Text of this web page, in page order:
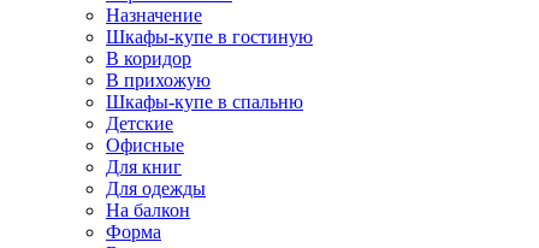
Назначение
Шкафы-купе в гостиную
В коридор
В прихожую
Шкафы-купе в спальню
Детские
Офисные
Для книг
Для одежды
На балкон
Форма